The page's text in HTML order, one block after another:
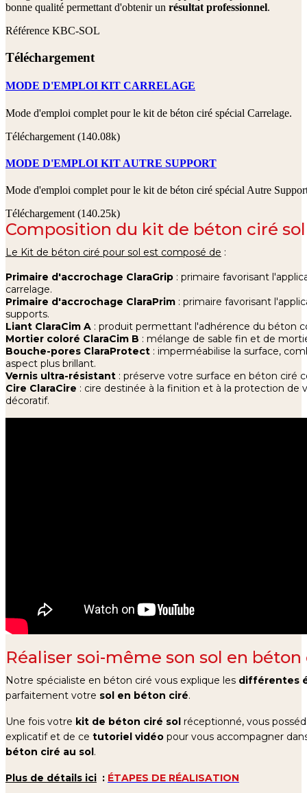
bonne qualité permettant d'obtenir un résultat professionnel.
Référence KBC-SOL
Téléchargement
MODE D'EMPLOI KIT CARRELAGE
Mode d'emploi complet pour le kit de béton ciré spécial Carrelage.
Téléchargement (140.08k)
MODE D'EMPLOI KIT AUTRE SUPPORT
Mode d'emploi complet pour le kit de béton ciré spécial Autre
Téléchargement (140.25k)
Composition du kit de béton ciré sol
Le Kit de béton ciré pour sol est composé de :
Primaire d'accrochage ClaraGrip : primaire favorisant
carrelage.
Primaire d'accrochage ClaraPrim : primaire favorisant
supports.
Liant ClaraCim A : produit permettant l'adhérence du béton
Mortier coloré ClaraCim B : mélange de sable fin et de
Bouche-pores ClaraProtect : imperméabilise la surface,
aspect plus brillant.
Vernis ultra-résistant : préserve votre surface en béton ciré
Cire ClaraCire : cire destinée à la finition et à la protection de
décoratif.
Réaliser soi-même son sol en béton
Notre spécialiste en béton ciré vous explique les différentes
parfaitement votre sol en béton ciré.
Une fois votre kit de béton ciré sol réceptionné, vous
explicatifet de ce tutoriel vidéo pour vous accompagner
béton ciré au sol.
Plus de détails ici : ÉTAPES DE RÉALISATION